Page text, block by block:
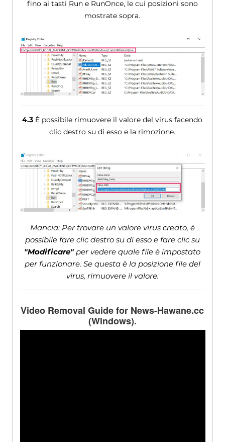
fino ai tasti Run e RunOnce, le cui posizioni sono
mostrate sopra.
4.3 È possibile rimuovere il valore del virus facendo
clic destro su di esso e la rimozione.
Mancia: Per trovare un valore virus creato, è
possibile fare clic destro su di esso e fare clic su
"Modificare" per vedere quale file è impostato
per funzionare. Se questa è la posizione file del
virus, rimuovere il valore.
Video Removal Guide for News-Hawane.cc
(Windows).